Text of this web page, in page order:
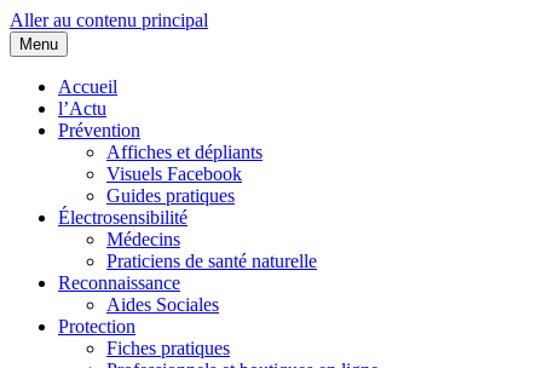
Aller au contenu principal
Cœurs d'EHS
Association d'Êtres Humains Sensibles et Solidaires pour une entraide
collaborative.
Menu
Accueil
l’Actu
Prévention
Affiches et dépliants
Visuels Facebook
Guides pratiques
Électrosensibilité
Médecins
Praticiens de santé naturelle
Reconnaissance
Aides Sociales
Protection
Fiches pratiques